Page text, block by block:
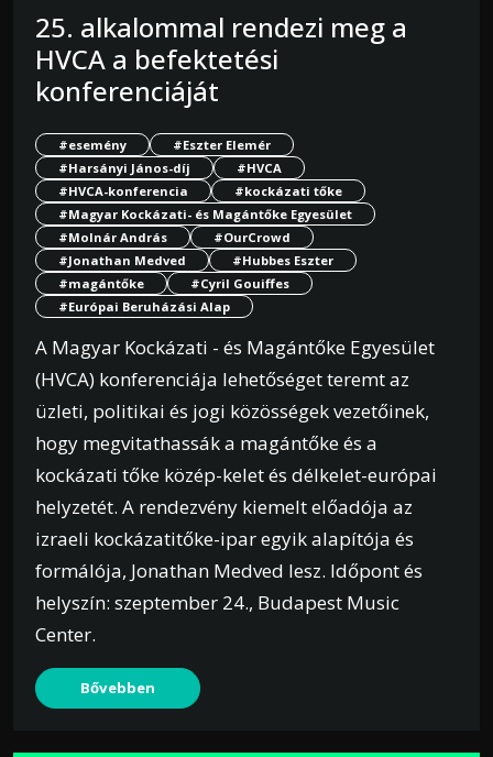
25. alkalommal rendezi meg a
HVCA a befektetési
konferenciáját
#esemény
#Eszter Elemér
#Harsányi János-díj
#HVCA
#HVCA-konferencia
#kockázati tőke
#Magyar Kockázati- és Magántőke Egyesület
#Molnár András
#OurCrowd
#Jonathan Medved
#Hubbes Eszter
#magántőke
#Cyril Gouiffes
#Európai Beruházási Alap
A Magyar Kockázati - és Magántőke Egyesület
(HVCA) konferenciája lehetőséget teremt az
üzleti, politikai és jogi közösségek vezetőinek,
hogy megvitathassák a magántőke és a
kockázati tőke közép-kelet és délkelet-európai
helyzetét. A rendezvény kiemelt előadója az
izraeli kockázatitőke-ipar egyik alapítója és
formálója, Jonathan Medved lesz. Időpont és
helyszín: szeptember 24., Budapest Music
Center.
Bővebben